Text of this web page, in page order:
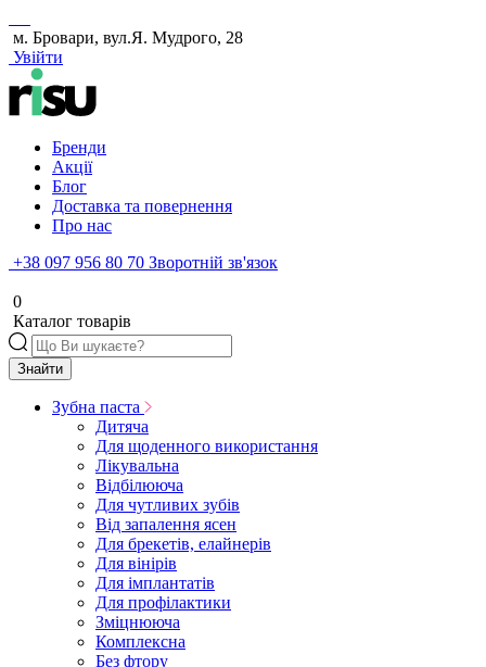
м. Бровари, вул.Я. Мудрого, 28
Увійти
Бренди
Акції
Блог
Доставка та повернення
Про нас
+38 097 956 80 70 Зворотній зв'язок
0
Каталог товарів
Знайти
Зубна паста
Дитяча
Для щоденного використання
Лікувальна
Відбілююча
Для чутливих зубів
Від запалення ясен
Для брекетів, елайнерів
Для вінірів
Для імплантатів
Для профілактики
Зміцнююча
Комплексна
Без фтору